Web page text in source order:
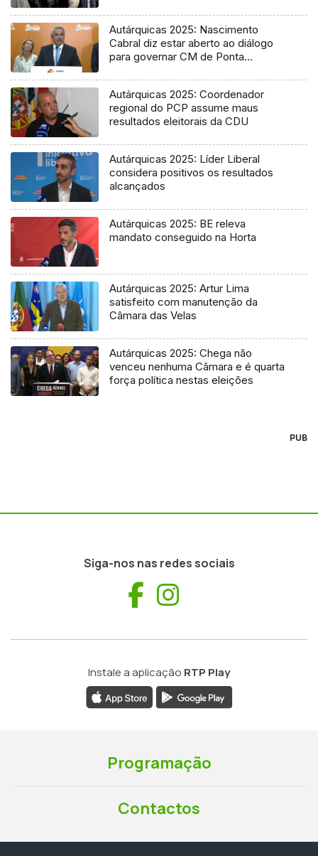
Autárquicas 2025: Nascimento
Cabral diz estar aberto ao diálogo
para governar CM de Ponta
Autárquicas 2025: Coordenador
regional do PCP assume maus
resultados eleitorais da CDU
Autárquicas 2025: Líder Liberal
considera positivos os resultados
alcançados
Autárquicas 2025: BE releva
mandato conseguido na Horta
Autárquicas 2025: Artur Lima
satisfeito com manutenção da
Câmara das Velas
Autárquicas 2025: Chega não
venceu nenhuma Câmara e é quarta
força política nestas eleições
PUB
Siga-nos nas redes sociais
Facebook
Instale a aplicação RTP Play
Programação
Contactos